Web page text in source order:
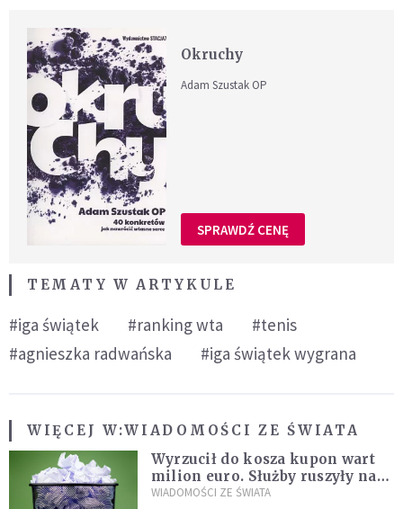
Okruchy
Adam Szustak OP
SPRAWDŹ CENĘ
TEMATY W ARTYKULE
#iga świątek #ranking wta
#tenis
#agnieszka radwańska
#iga świątek wygrana
WIĘCEJ W:WIADOMOŚCI ZE ŚWIATA
Wyrzucił do kosza kupon wart
milion euro. Służby ruszyły na
poszukiwania
WIADOMOŚCI ZE ŚWIATA